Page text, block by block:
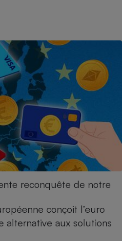
reconquête de notre
conçoit l’euro
alternative aux solutions